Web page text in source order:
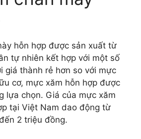
hỗn hợp được sản xuất từ
tự nhiên kết hợp với một số
giá thành rẻ hơn so với mực
cơ, mực xăm hỗn hợp được
lựa chọn. Giá của mực xăm
tại Việt Nam dao động từ
2 triệu đồng.